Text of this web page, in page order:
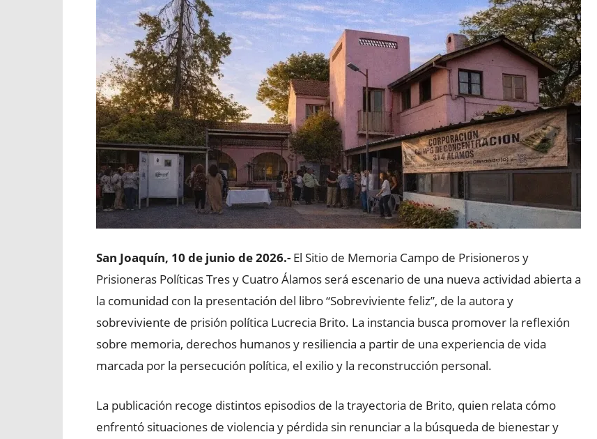
San Joaquín, 10 de junio de 2026.- El Sitio de Memoria Campo de Prisioneros y
Prisioneras Políticas Tres y Cuatro Álamos será escenario de una nueva actividad abierta a
la comunidad con la presentación del libro “Sobreviviente feliz”, de la autora y
sobreviviente de prisión política Lucrecia Brito. La instancia busca promover la reflexión
sobre memoria, derechos humanos y resiliencia a partir de una experiencia de vida
marcada por la persecución política, el exilio y la reconstrucción personal.
La publicación recoge distintos episodios de la trayectoria de Brito, quien relata cómo
enfrentó situaciones de violencia y pérdida sin renunciar a la búsqueda de bienestar y